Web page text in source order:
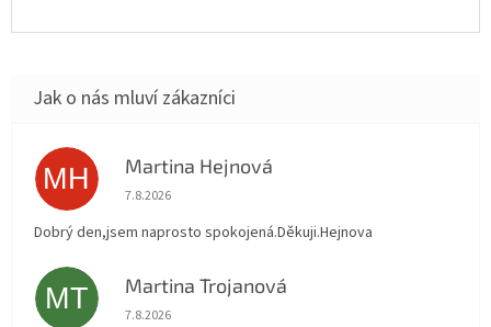
MH Martina Hejnová
Hodnocení obchodu je 5 z 5 hvězdiček.
7.8.2026
Dobrý den,jsem naprosto spokojená.Děkuji.Hejnova
MT Martina Trojanová
Hodnocení obchodu je 5 z 5 hvězdiček.
7.8.2026